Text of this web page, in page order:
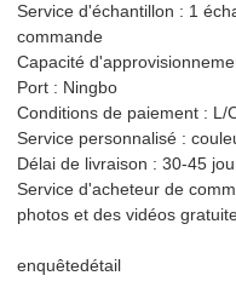
Service d'échantillon : 1
commande
Capacité
Port : Ningbo
Conditions de paiement : L/
Service personnalisé :
Délai de livraison : 30-45
Service d'acheteur de
photos et des vidéos
enquêtedétail